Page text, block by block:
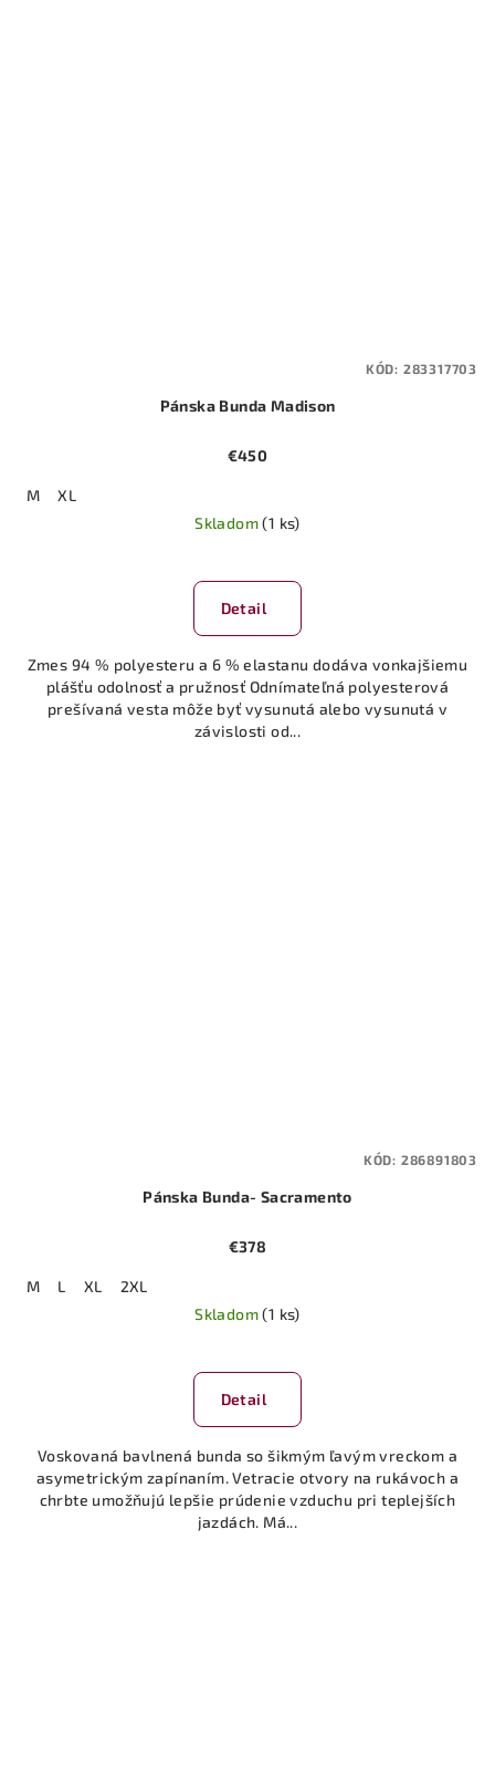
Pánska Bunda Madison
€450
M
XL
Skladom(1 ks)
Detail
Zmes 94 % polyesteru a 6 % elastanu dodáva vonkajšiemu
plášťu odolnosť a pružnosť Odnímateľná polyesterová
prešívaná vesta môže byť vysunutá alebo vysunutá v
závislosti od...
KÓD: 283317703
Pánska Bunda- Sacramento
€378
M L XL
2XL
Skladom(1 ks)
Detail
Voskovaná bavlnená bunda so šikmým ľavým vreckom a
asymetrickým zapínaním. Vetracie otvory na rukávoch a
chrbte umožňujú lepšie prúdenie vzduchu pri teplejších
jazdách. Má...
KÓD: 286891803